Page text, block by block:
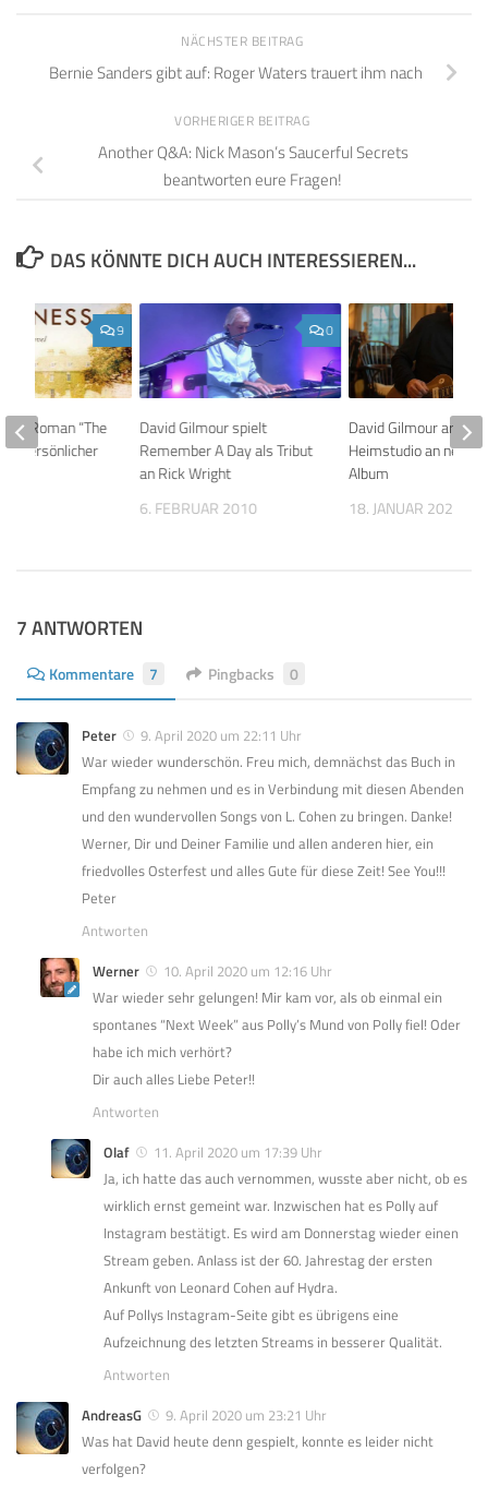
NÄCHSTER BEITRAG
Bernie Sanders gibt auf: Roger Waters trauert ihm nach
VORHERIGER BEITRAG
Another Q&A: Nick Mason’s Saucerful Secrets
beantworten eure Fragen!
DAS KÖNNTE DICH AUCH INTERESSIEREN...
0
David Gilmour spielt
Remember A Day als Tribut
an Rick Wright
6. FEBRUAR 2010
David Gilmour
Heimstudio an neuem
Album
18. JANUAR 2023
9
Roman “The
persönlicher
7 ANTWORTEN
Kommentare 7 Pingbacks 0
Peter
9. April 2020 um 22:11 Uhr
War wieder wunderschön. Freu mich, demnächst das Buch in
Empfang zu nehmen und es in Verbindung mit diesen Abenden
und den wundervollen Songs von L. Cohen zu bringen. Danke!
Werner, Dir und Deiner Familie und allen anderen hier, ein
friedvolles Osterfest und alles Gute für diese Zeit! See You!!!
Peter
Antworten
Werner
10. April 2020 um 12:16 Uhr
War wieder sehr gelungen! Mir kam vor, als ob einmal ein
spontanes “Next Week” aus Polly’s Mund von Polly fiel! Oder
habe ich mich verhört?
Dir auch alles Liebe Peter!!
Antworten
Olaf
11. April 2020 um 17:39 Uhr
Ja, ich hatte das auch vernommen, wusste aber nicht, ob es
wirklich ernst gemeint war. Inzwischen hat es Polly auf
Instagram bestätigt. Es wird am Donnerstag wieder einen
Stream geben. Anlass ist der 60. Jahrestag der ersten
Ankunft von Leonard Cohen auf Hydra.
Auf Pollys Instagram-Seite gibt es übrigens eine
Aufzeichnung des letzten Streams in besserer Qualität.
Antworten
AndreasG
9. April 2020 um 23:21 Uhr
Was hat David heute denn gespielt, konnte es leider nicht
verfolgen?